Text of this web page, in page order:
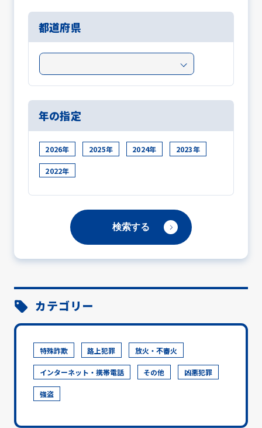
都道府県
年の指定
2026年 2025年 2024年 2023年
2022年
カテゴリー
特殊詐欺 路上犯罪 放火・不審火
インターネット・携帯電話 その他 凶悪犯罪
強盗